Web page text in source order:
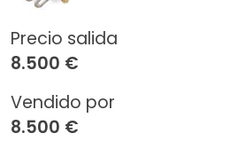
Precio salida
8.500 €
Vendido por
8.500 €